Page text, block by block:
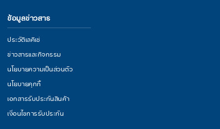
ข้อมูลข่าวสาร
ประวัติเลคิเซ่
ข่าวสารและกิจกรรม
นโยบายความเป็นส่วนตัว
นโยบายคุกกี้
เอกสารรับประกันสินค้า
เงื่อนไขการรับประกัน